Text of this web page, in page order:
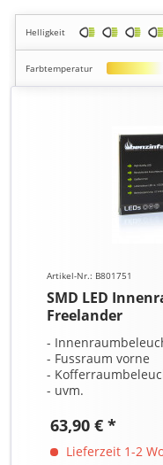
Helligkeit
Farbtemperatur
Artikel-Nr.: B801751
SMD LED
Freelander
-
- Fussraum vorne
-
- uvm.
63,90 € *
Lieferzeit 1-2